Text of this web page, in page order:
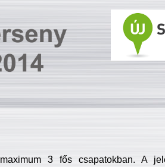
3 fős csapatokban. A